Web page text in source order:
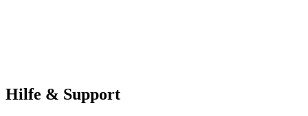
Hilfe & Support